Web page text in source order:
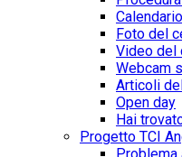
Foto del
Video del
Webcam
Articoli
Open day
Hai
Progetto TCI